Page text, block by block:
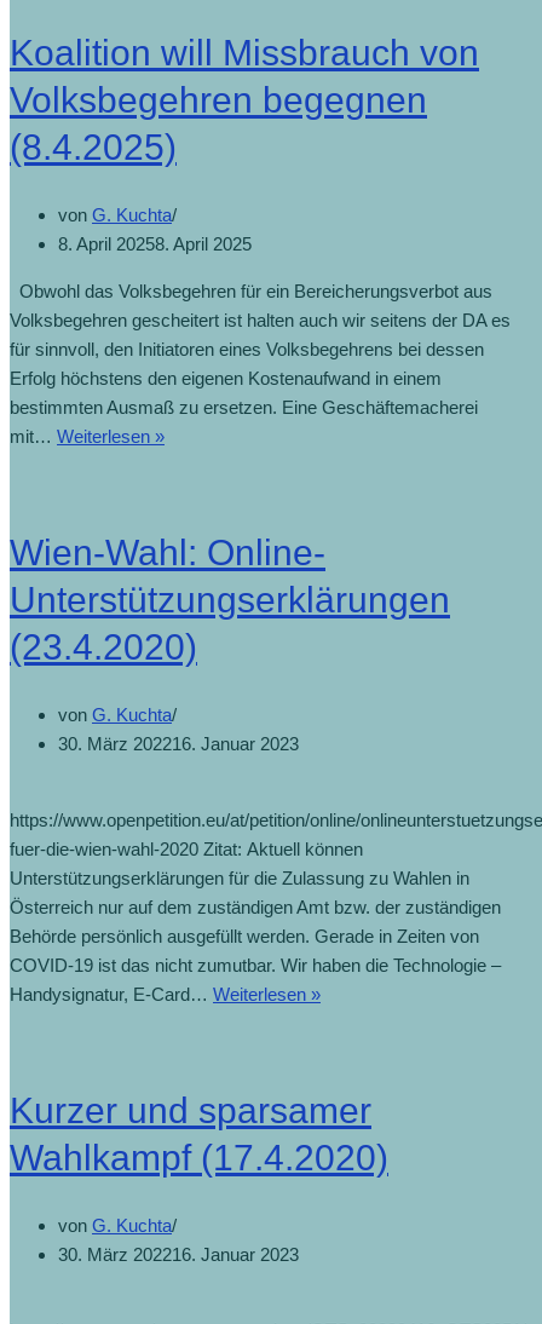
Koalition will Missbrauch von
Volksbegehren begegnen
(8.4.2025)
von G. Kuchta
8. April 20258. April 2025
Obwohl das Volksbegehren für ein Bereicherungsverbot aus
Volksbegehren gescheitert ist halten auch wir seitens der DA es
für sinnvoll, den Initiatoren eines Volksbegehrens bei dessen
Erfolg höchstens den eigenen Kostenaufwand in einem
bestimmten Ausmaß zu ersetzen. Eine Geschäftemacherei
mit… Weiterlesen »
Wien-Wahl: Online-
Unterstützungserklärungen
(23.4.2020)
von G. Kuchta
30. März 202216. Januar 2023
https://www.openpetition.eu/at/petition/online/
fuer-die-wien-wahl-2020 Zitat: Aktuell können
Unterstützungserklärungen für die Zulassung zu Wahlen in
Österreich nur auf dem zuständigen Amt bzw. der zuständigen
Behörde persönlich ausgefüllt werden. Gerade in Zeiten von
COVID-19 ist das nicht zumutbar. Wir haben die Technologie –
Handysignatur, E-Card… Weiterlesen »
Kurzer und sparsamer
Wahlkampf (17.4.2020)
von G. Kuchta
30. März 202216. Januar 2023